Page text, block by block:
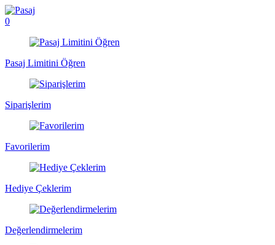
0
Pasaj Limitini Öğren
Siparişlerim
Favorilerim
Hediye Çeklerim
Değerlendirmelerim